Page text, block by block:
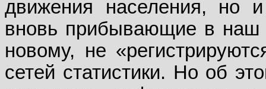
движения населения, но
вновь прибывающие в наш
новому, не
сетей статистики. Но об